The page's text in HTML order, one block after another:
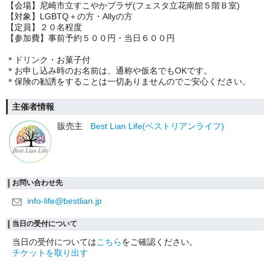
【会場】尼崎市立すこやかプラザ(フェスタ立花南館５階Ｂ室)
【対象】LGBTQ＋の方・Allyの方
【定員】２０名程度
【参加費】事前予約５００円・当日６００円
＊ドリンク・お菓子付
＊お申し込み時のお名前は、通称や仮名でもOKです。
＊保険の勧誘をすることは一切ありませんのでご安心ください。
主催者情報
販売主
Best Lian Life(ベストリアンライフ)
お問い合わせ先
info-life@bestlian.jp
当日の受付について
当日の受付についてはこちらをご確認ください。
チケットを取り出す